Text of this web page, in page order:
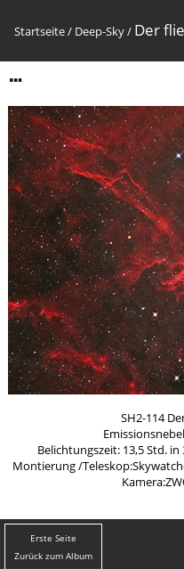
Startseite/ Deep-Sky/ Der
SH2-114
Belichtungszeit: 13,5 Std.
Montierung /
Erste Seite
Zurück zum Album